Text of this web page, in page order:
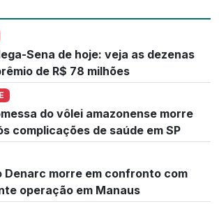
Sena de hoje: veja as dezenas
de R$ 78 milhões
do vôlei amazonense morre
complicações de saúde em SP
Denarc morre em confronto com
operação em Manaus